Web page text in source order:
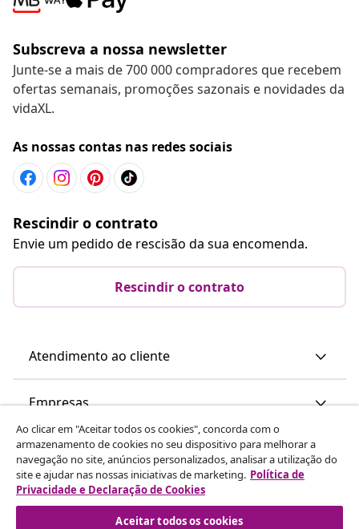
Subscreva a nossa newsletter
Junte-se a mais de 700 000 compradores que recebem
ofertas semanais, promoções sazonais e novidades da
vidaXL.
As nossas contas nas redes sociais
Rescindir o contrato
Envie um pedido de rescisão da sua encomenda.
Rescindir o contrato
Atendimento ao cliente
Empresas
vidaXL
Descubra mais
Ao clicar em "Aceitar todos os cookies", concorda com o
armazenamento de cookies no seu dispositivo para melhorar a
navegação no site, anúncios personalizados, analisar a utilização do
site e ajudar nas nossas iniciativas de marketing. Política de
Privacidade e Declaração de Cookies
Aceitar todos os cookies